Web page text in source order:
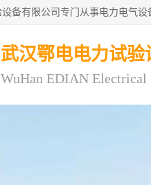
武汉鄂电电力试验
WuHan EDIAN Electrical